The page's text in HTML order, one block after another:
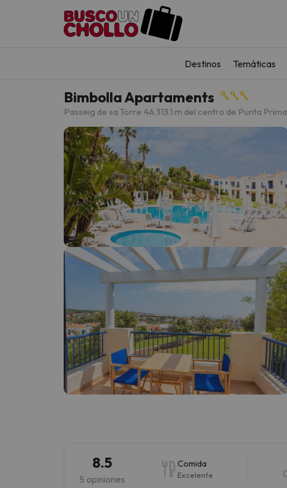
Destinos Temáticas
Bimbolla Apartaments
Passeig de sa Torre 4A 313.1 m del centro de Punta Prima
8.5
5 opiniones
Comida
Excelente